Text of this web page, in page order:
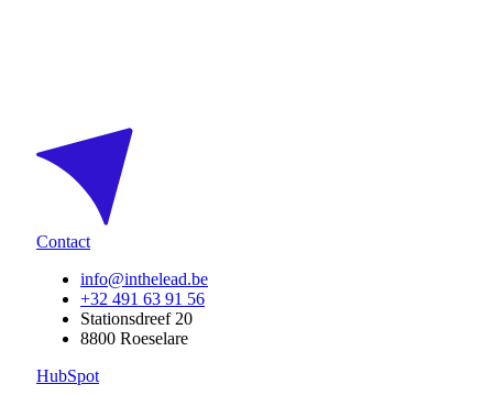
Contact
info@inthelead.be
+32 491 63 91 56
Stationsdreef 20
8800 Roeselare
HubSpot